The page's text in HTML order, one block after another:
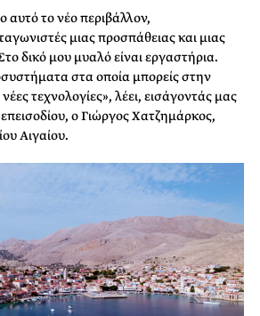
αυτό το νέο περιβάλλον,
μιας προσπάθειας και μιας
δικό μου μυαλό είναι εργαστήρια.
στα οποία μπορείς στην
τεχνολογίες», λέει, εισάγοντάς μας
ο Γιώργος Χατζημάρκος,
Αιγαίου.